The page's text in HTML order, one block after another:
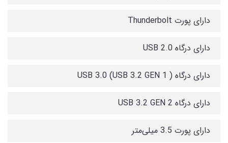
دارای پورت Thunderbolt
دارای درگاه USB 2.0
دارای درگاه USB 3.0 (USB 3.2 GEN 1 )
دارای درگاه USB 3.2 GEN 2
دارای پورت 3.5 میلی‌متر